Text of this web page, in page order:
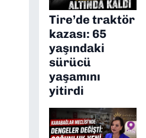
Tire’de traktör
kazası: 65
yaşındaki
sürücü
yaşamını
yitirdi